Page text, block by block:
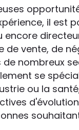
il est
encore
de vente, de
nombreux
se
ou la